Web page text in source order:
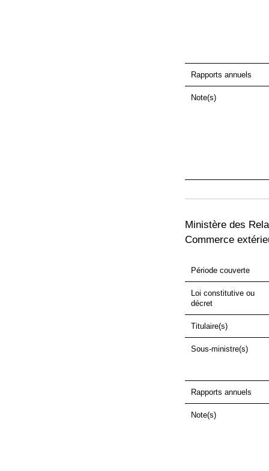
Rapports annuels
Note(s)
Ministère des
Commerce
Période couverte
Loi constitutive ou
décret
Titulaire(s)
Sous-ministre(s)
Rapports annuels
Note(s)